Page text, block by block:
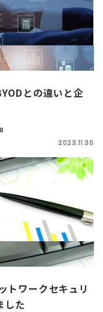
との違いと企
2023.11.30
トワークセキュリ
した